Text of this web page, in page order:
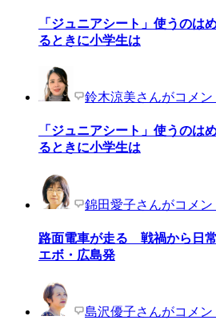
「ジュニアシート」使うの
るときに小学生は
鈴木涼美さんがコメン
「ジュニアシート」使うの
るときに小学生は
錦田愛子さんがコメン
路面電車が走る 戦禍から日
エボ・広島発
島沢優子さんがコメン